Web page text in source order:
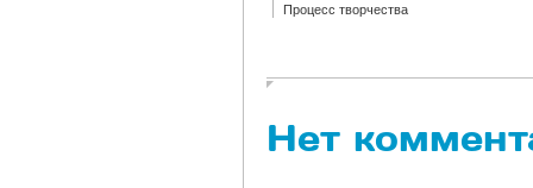
Процесс творчества
Нет